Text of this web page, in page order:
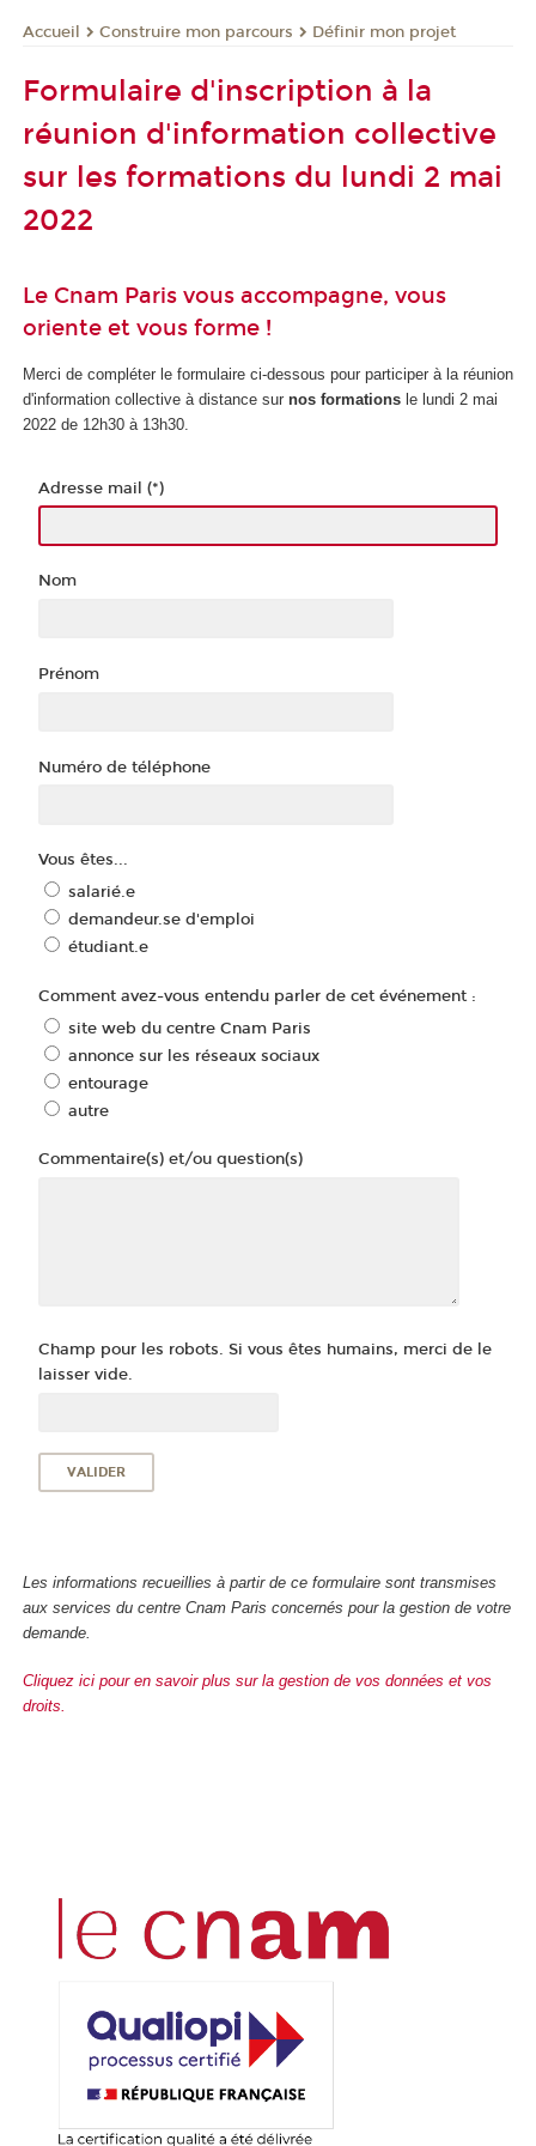
Accueil Construire mon parcours Définir mon projet
Formulaire d'inscription à la
réunion d'information collective
sur les formations du lundi 2 mai
2022
Le Cnam Paris vous accompagne, vous
oriente et vous forme !
Merci de compléter le formulaire ci-dessous pour participer à la réunion
d'information collective à distance sur nos formations le lundi 2 mai
2022 de 12h30 à 13h30.
Adresse mail (*)
Nom
Prénom
Numéro de téléphone
Vous êtes...
salarié.e
demandeur.se d'emploi
étudiant.e
Comment avez-vous entendu parler de cet événement :
site web du centre Cnam Paris
annonce sur les réseaux sociaux
entourage
autre
Commentaire(s) et/ou question(s)
Champ pour les robots. Si vous êtes humains, merci de le
laisser vide.
Les informations recueillies à partir de ce formulaire sont transmises
aux services du centre Cnam Paris concernés pour la gestion de votre
demande.
Cliquez ici pour en savoir plus sur la gestion de vos données et vos
droits.